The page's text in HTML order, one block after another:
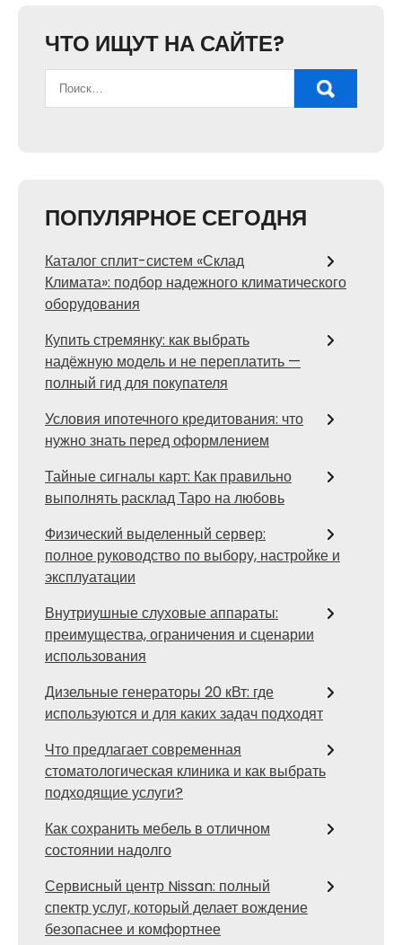
ЧТО ИЩУТ НА САЙТЕ?
ПОПУЛЯРНОЕ СЕГОДНЯ
Каталог сплит-систем «Склад
Климата»: подбор надежного климатического
оборудования
Купить стремянку: как выбрать
надёжную модель и не переплатить —
полный гид для покупателя
Условия ипотечного кредитования: что
нужно знать перед оформлением
Тайные сигналы карт: Как правильно
выполнять расклад Таро на любовь
Физический выделенный сервер:
полное руководство по выбору, настройке и
эксплуатации
Внутриушные слуховые аппараты:
преимущества, ограничения и сценарии
использования
Дизельные генераторы 20 кВт: где
используются и для каких задач подходят
Что предлагает современная
стоматологическая клиника и как выбрать
подходящие услуги?
Как сохранить мебель в отличном
состоянии надолго
Сервисный центр Nissan: полный
спектр услуг, который делает вождение
безопаснее и комфортнее